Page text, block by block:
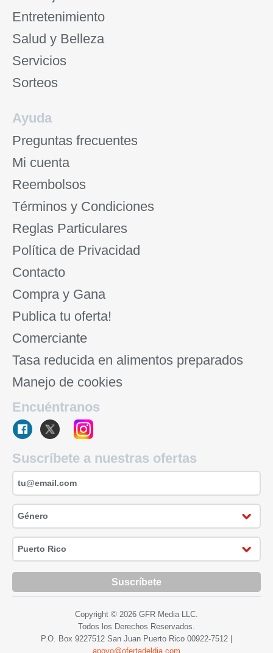
Entretenimiento
Salud y Belleza
Servicios
Sorteos
Ayuda
Preguntas frecuentes
Mi cuenta
Reembolsos
Términos y Condiciones
Reglas Particulares
Política de Privacidad
Contacto
Compra y Gana
Publica tu oferta!
Comerciante
Tasa reducida en alimentos preparados
Manejo de cookies
Encuéntranos
Suscríbete a nuestras ofertas
Suscríbete
Copyright © 2026 GFR Media LLC.
Todos los Derechos Reservados.
P.O. Box 9227512 San Juan Puerto Rico 00922-7512 |
apoyo@ofertadeldia.com